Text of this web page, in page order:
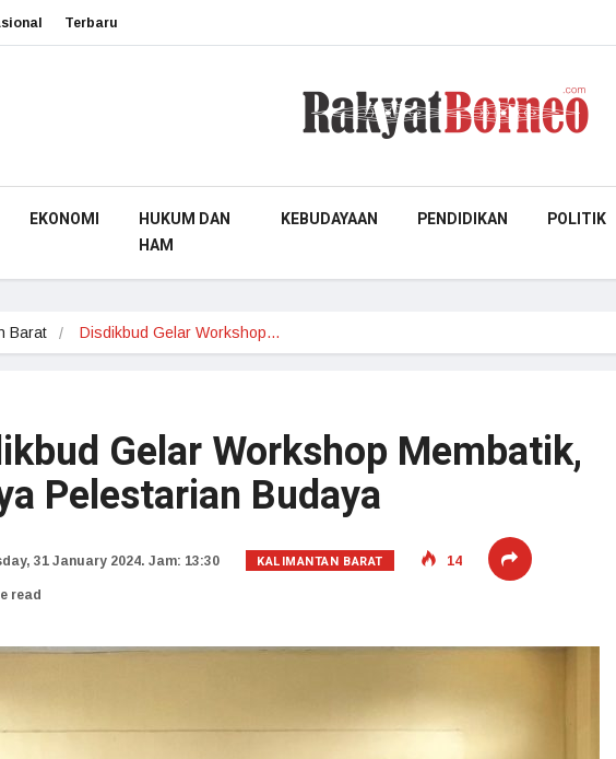
Terbaru
EKONOMI
HUKUM DAN
HAM
KEBUDAYAAN PENDIDIKAN POLITIK
Barat Disdikbud Gelar Workshop…
Gelar Workshop Membatik,
Pelestarian Budaya
31 January 2024. Jam: 13:30 KALIMANTAN BARAT 14
read